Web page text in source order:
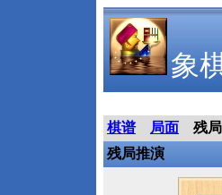
象
棋谱 局面
残局
残局推演